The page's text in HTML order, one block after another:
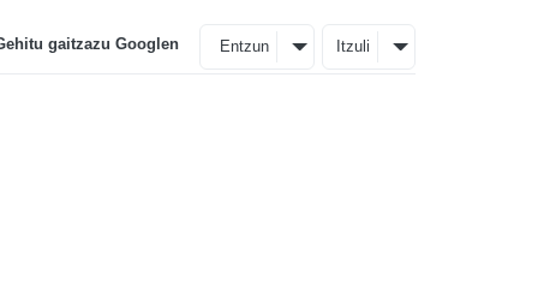
gaitzazu Googlen Entzun Itzuli